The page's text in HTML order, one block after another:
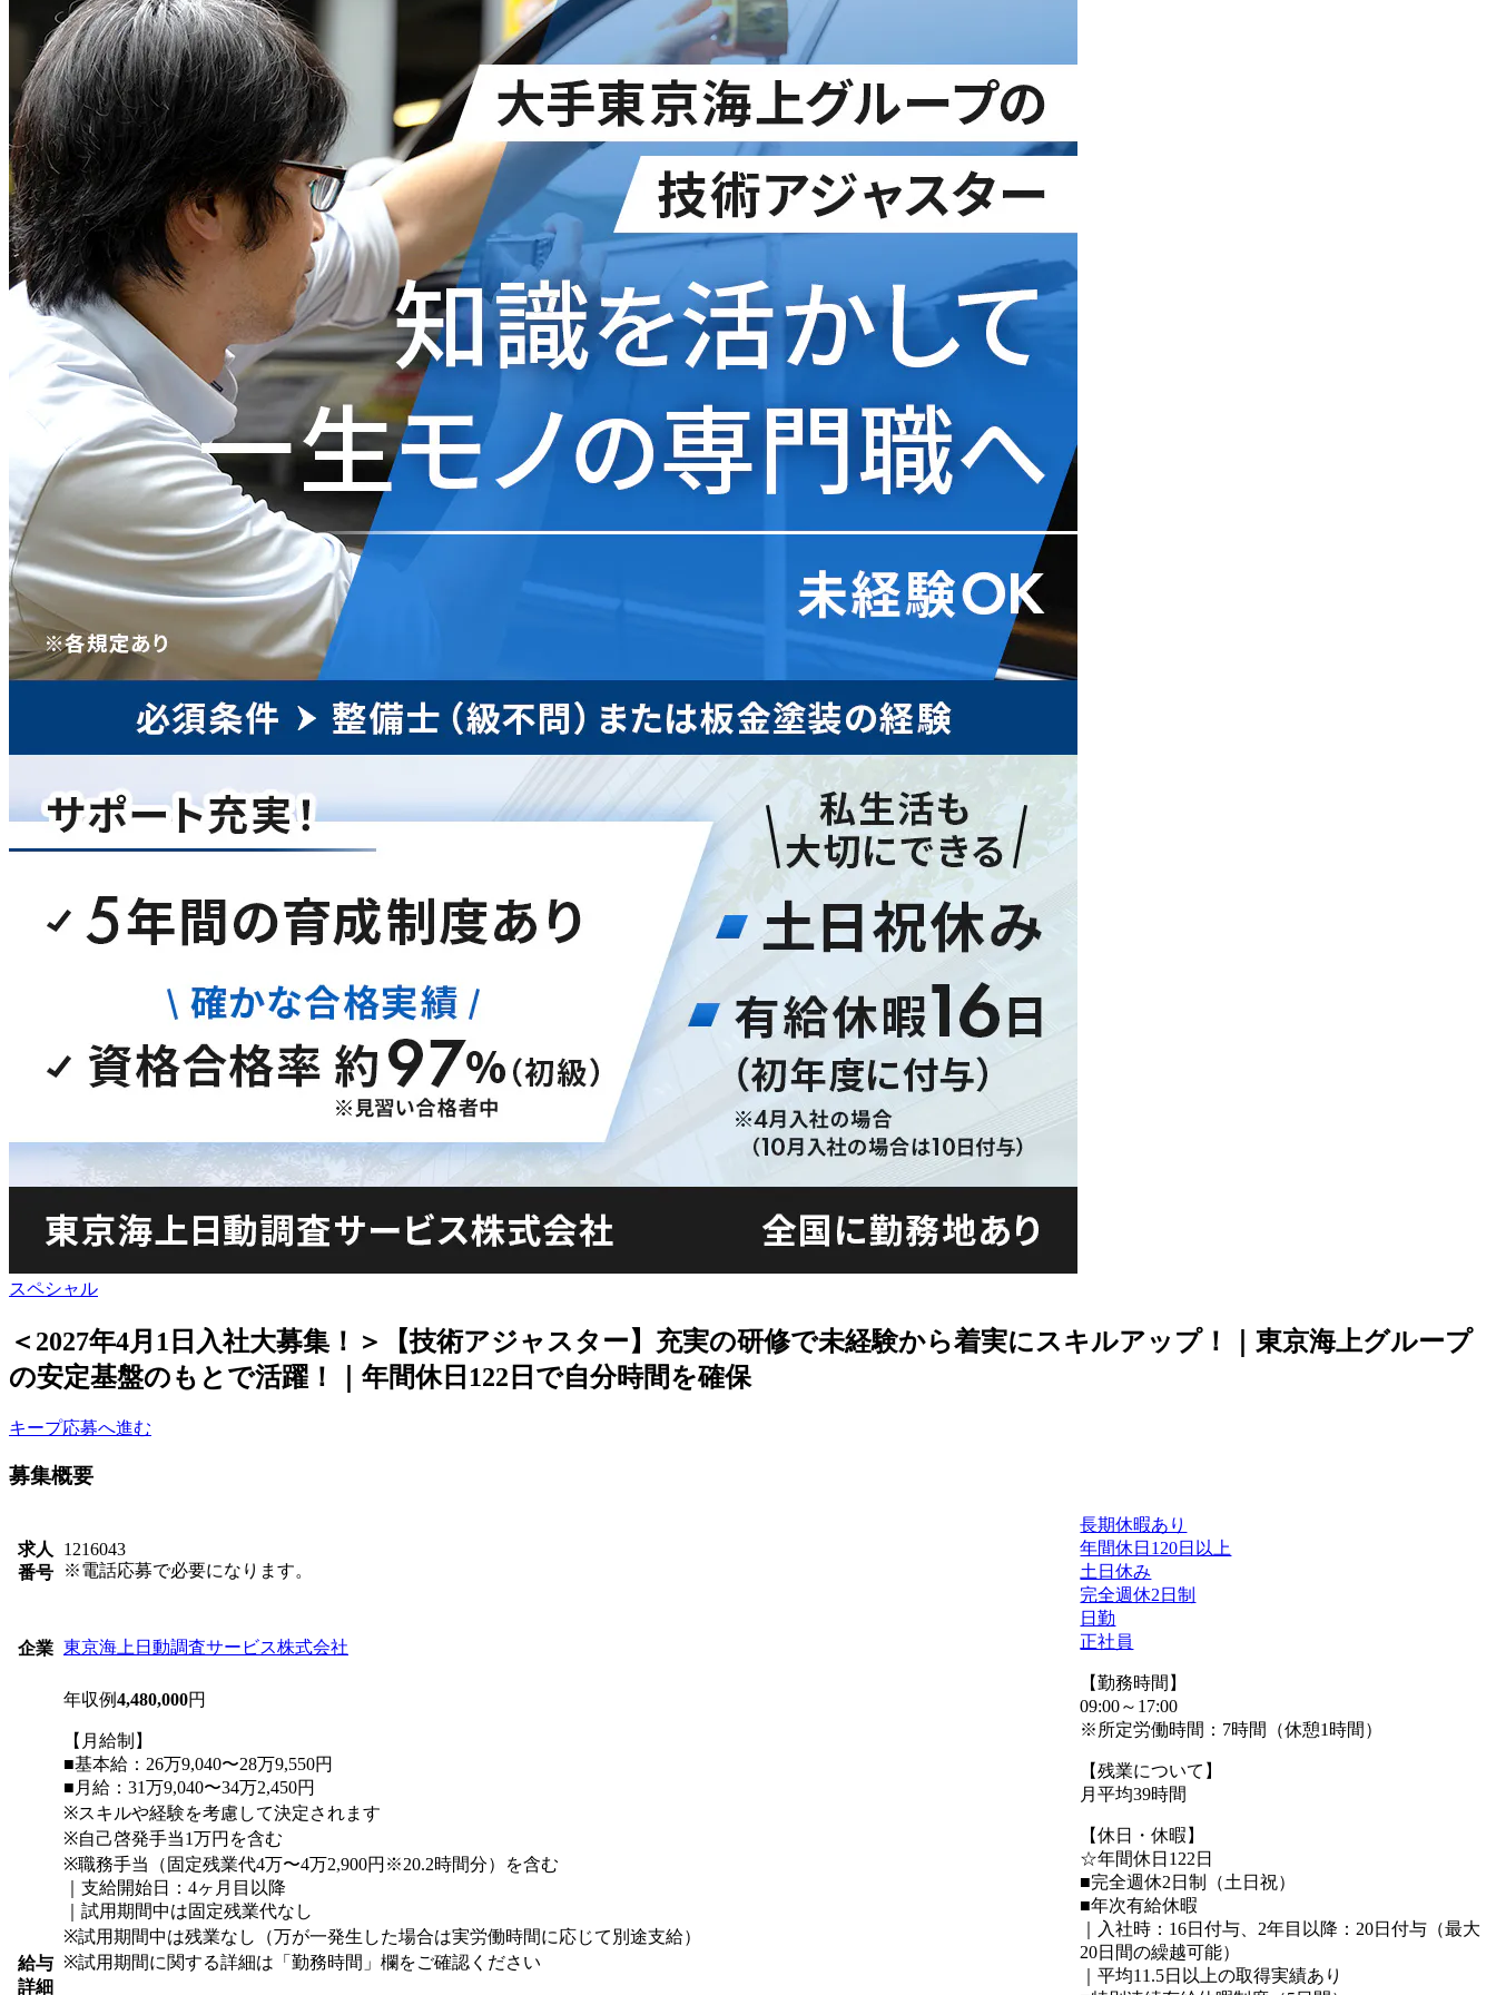
スペシャル
＜2027年4月1日入社大募集！＞【技術アジャスター】充実の研修で未経験から着実にスキルアップ！｜東京海上グループ
の安定基盤のもとで活躍！｜年間休日122日で自分時間を確保
キープ応募へ進む
募集概要
求人
番号
1216043
※電話応募で必要になります。
企業 東京海上日動調査サービス株式会社
給与
詳細
年収例4,480,000円
【月給制】
■基本給：26万9,040〜28万9,550円
■月給：31万9,040〜34万2,450円
※スキルや経験を考慮して決定されます
※自己啓発手当1万円を含む
※職務手当（固定残業代4万〜4万2,900円※20.2時間分）を含む
｜支給開始日：4ヶ月目以降
｜試用期間中は固定残業代なし
※試用期間中は残業なし（万が一発生した場合は実労働時間に応じて別途支給）
※試用期間に関する詳細は「勤務時間」欄をご確認ください
長期休暇あり
年間休日120日以上
土日休み
完全週休2日制
日勤
正社員
【勤務時間】
09:00～17:00
※所定労働時間：7時間（休憩1時間）
【残業について】
月平均39時間
【休日・休暇】
☆年間休日122日
■完全週休2日制（土日祝）
■年次有給休暇
｜入社時：16日付与、2年⽬以降：20⽇付与（最⼤
20⽇間の繰越可能）
｜平均11.5日以上の取得実績あり